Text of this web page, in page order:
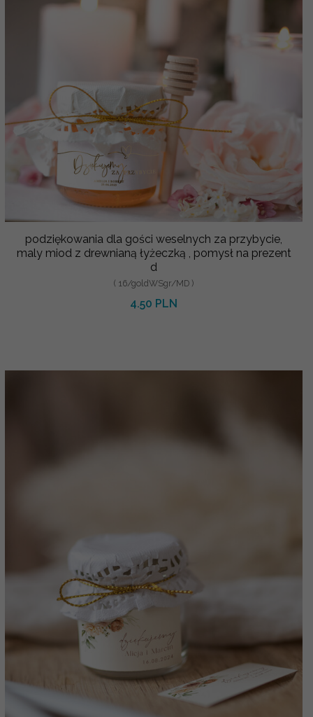
podziękowania dla gości weselnych za przybycie,
maly miod z drewnianą łyżeczką , pomysł na prezent
d
( 16/goldWSgr/MD )
4.50 PLN